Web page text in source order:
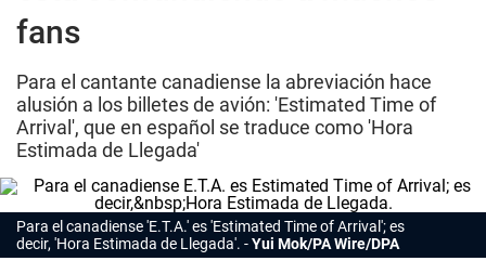
fans
Para el cantante canadiense la abreviación hace
alusión a los billetes de avión: 'Estimated Time of
Arrival', que en español se traduce como 'Hora
Estimada de Llegada'
Para el canadiense 'E.T.A.' es 'Estimated Time of Arrival'; es
decir, 'Hora Estimada de Llegada'.
Yui Mok/PA Wire/DPA